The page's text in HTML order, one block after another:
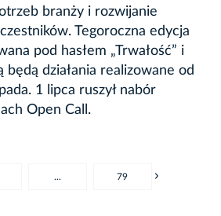
branży i rozwijanie
Tegoroczna edycja
pod hasłem „Trwałość” i
będą działania realizowane od
1 lipca ruszył nabór
Open Call.
... 79